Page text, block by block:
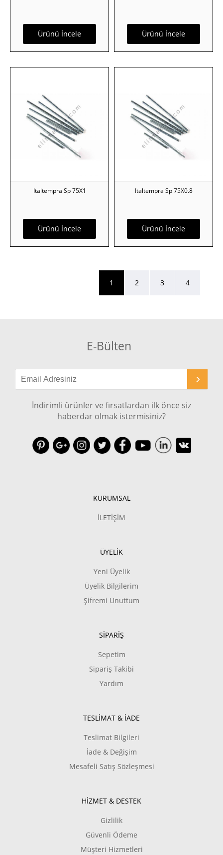
Ürünü İncele Ürünü İncele
Ürünü İncele
Italtempra Sp 75X1
Ürünü İncele
Italtempra Sp 75X0.8
1 2 3 4
E-Bülten
İndirimli ürünler ve fırsatlardan ilk önce siz
haberdar olmak istermisiniz?
KURUMSAL
İLETİŞİM
ÜYELİK
Yeni Üyelik
Üyelik Bilgilerim
Şifremi Unuttum
SİPARİŞ
Sepetim
Sipariş Takibi
Yardım
TESLİMAT & İADE
Teslimat Bilgileri
İade & Değişim
Mesafeli Satış Sözleşmesi
HİZMET & DESTEK
Gizlilik
Güvenli Ödeme
Müşteri Hizmetleri